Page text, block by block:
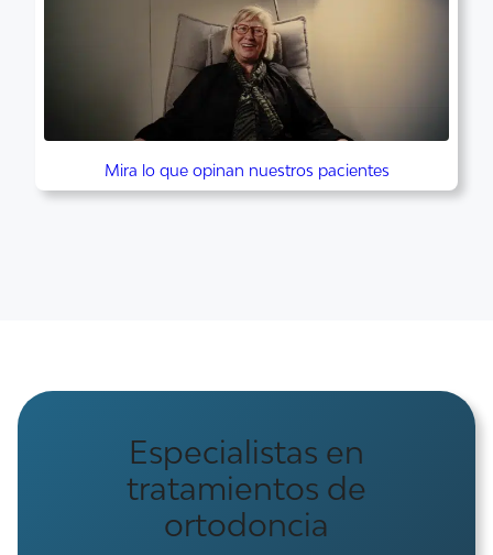
Mira lo que opinan nuestros pacientes
Especialistas en
tratamientos de
ortodoncia